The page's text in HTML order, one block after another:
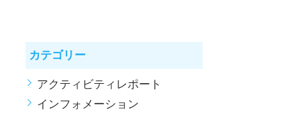
カテゴリー
アクティビティレポート
インフォメーション